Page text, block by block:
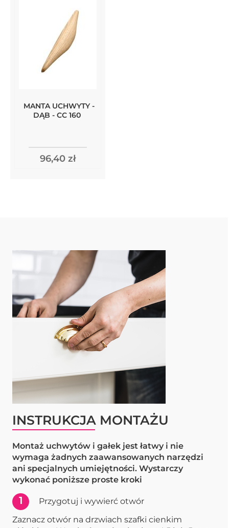
MANTA UCHWYTY -
DĄB - CC 160
96,40 zł
INSTRUKCJA MONTAŻU
Montaż uchwytów i gałek jest łatwy i nie
wymaga żadnych zaawansowanych narzędzi
ani specjalnych umiejętności. Wystarczy
wykonać poniższe proste kroki
1
Przygotuj i wywierć otwór
Zaznacz otwór na drzwiach szafki cienkim